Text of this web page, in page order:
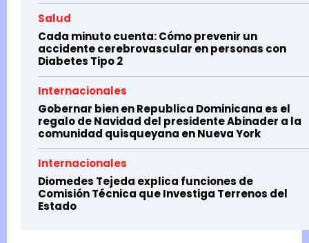
Salud
Cada minuto cuenta: Cómo prevenir un
accidente cerebrovascular en personas con
Diabetes Tipo 2
Internacionales
Gobernar bien en Republica Dominicana es el
regalo de Navidad del presidente Abinader a la
comunidad quisqueyana en Nueva York
Internacionales
Diomedes Tejeda explica funciones de
Comisión Técnica que Investiga Terrenos del
Estado